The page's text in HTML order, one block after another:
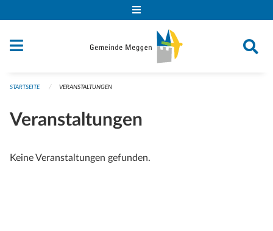
STARTSEITE VERANSTALTUNGEN
Veranstaltungen
Keine Veranstaltungen gefunden.